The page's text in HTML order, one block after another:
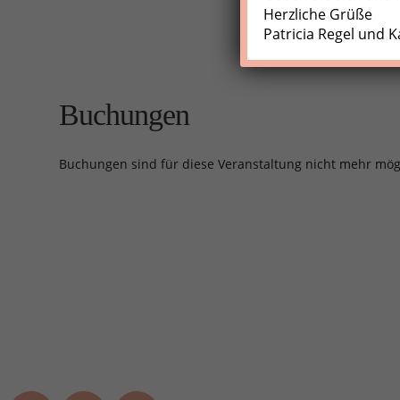
Buchungen
Buchungen sind für diese Veranstaltung nicht mehr
Herzliche Grüße
Patricia Regel und